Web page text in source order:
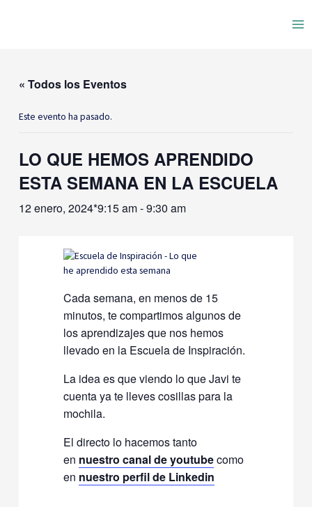
« Todos los Eventos
Este evento ha pasado.
LO QUE HEMOS APRENDIDO
ESTA SEMANA EN LA ESCUELA
12 enero, 2024*9:15 am-9:30 am
Cada semana, en menos de 15
minutos, te compartimos algunos de
los aprendizajes que nos hemos
llevado en la Escuela de Inspiración.
La idea es que viendo lo que Javi te
cuenta ya te lleves cosillas para la
mochila.
El directo lo hacemos tanto
en nuestro canal de youtubecomo
en nuestro perfil de Linkedin